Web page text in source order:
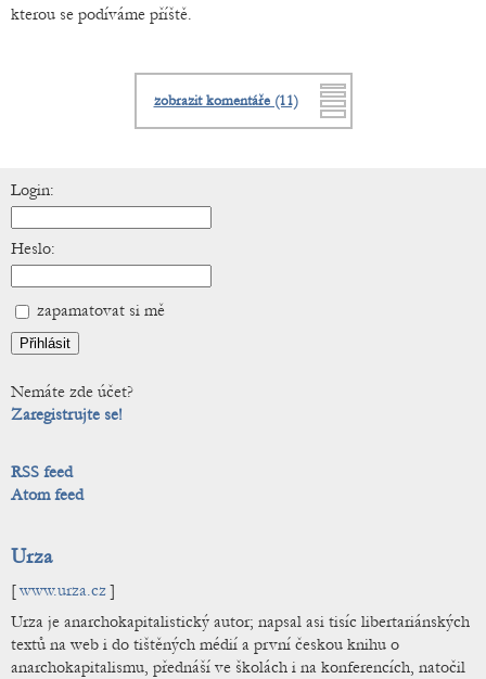
kterou se podíváme příště.
zobrazit komentáře (11)
Login:
Heslo:
zapamatovat si mě
Nemáte zde účet?
Zaregistrujte se!
RSS feed
Atom feed
Urza
[www.urza.cz]
Urza je anarchokapitalistický autor; napsal asi tisíc libertariánských
textů na web i do tištěných médií a první českou knihu o
anarchokapitalismu, přednáší ve školách i na konferencích, natočil